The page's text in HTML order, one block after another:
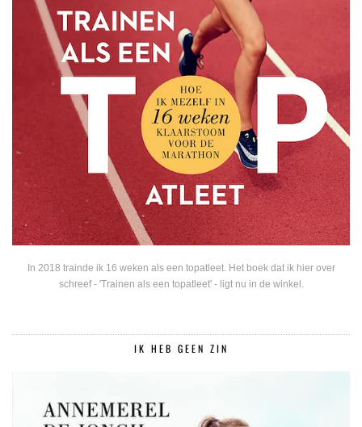
In 2018 trainde ik 16 weken als een topatleet. Het boek dat ik hier over
schreef - 'Trainen als een topatleet' - ligt nu in de winkel.
IK HEB GEEN ZIN